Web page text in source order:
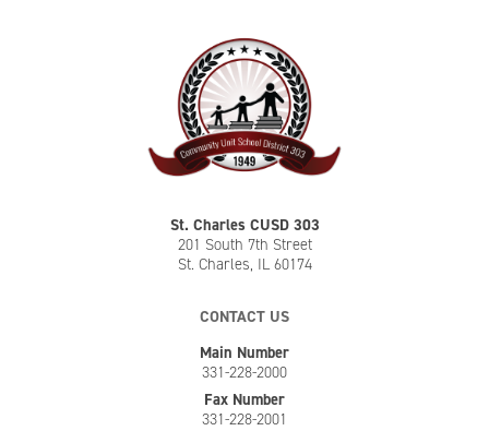
St. Charles CUSD 303
201 South 7th Street
St. Charles, IL 60174
CONTACT US
Main Number
331-228-2000
Fax Number
331-228-2001